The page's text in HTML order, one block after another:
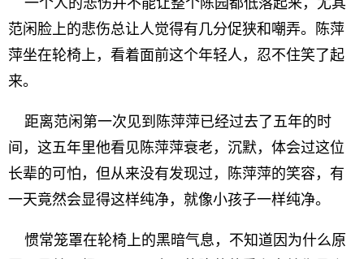
一个人的悲伤并不能让整个陈园都低落起来，尤其
范闲脸上的悲伤总让人觉得有几分促狭和嘲弄。陈萍
萍坐在轮椅上，看着面前这个年轻人，忍不住笑了起
来。
距离范闲第一次见到陈萍萍已经过去了五年的时
间，这五年里他看见陈萍萍衰老，沉默，体会过这位
长辈的可怕，但从来没有发现过，陈萍萍的笑容，有
一天竟然会显得这样纯净，就像小孩子一样纯净。
惯常笼罩在轮椅上的黑暗气息，不知道因为什么原